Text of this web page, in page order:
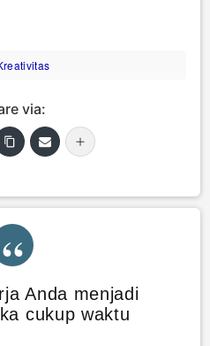
via:
Anda menjadi
cukup waktu